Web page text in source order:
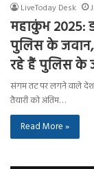
LiveToday Desk
महाकुंभ 2025:
पुलिस के जवान,
रहे हैं पुलिस के
संगम तट पर लगने वाले
तैयारी को अंतिम…
Read More »